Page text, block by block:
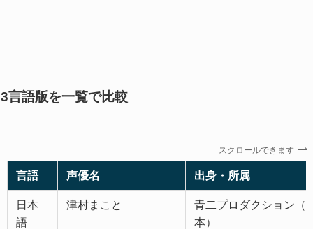
3言語版を一覧で比較
スクロールできます
言語 声優名 出身・所属
日本
語
津村まこと
青二プロダクション（
本）